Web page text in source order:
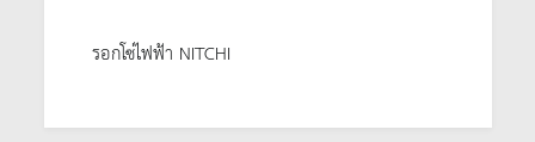
รอกโซ่ไฟฟ้า NITCHI